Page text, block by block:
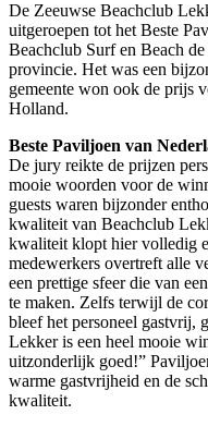
De Zeeuwse Beachclub
uitgeroepen tot het Beste
Beachclub Surf en Beach
provincie. Het was een
gemeente won ook de prijs
Holland.
Beste Paviljoen van
De jury reikte de prijzen
mooie woorden voor de
guests waren bijzonder
kwaliteit van Beachclub
kwaliteit klopt hier volledig
medewerkers overtreft alle
een prettige sfeer die van
te maken. Zelfs terwijl de
bleef het personeel gastvrij,
Lekker is een heel mooie
uitzonderlijk goed!”
warme gastvrijheid en de
kwaliteit.